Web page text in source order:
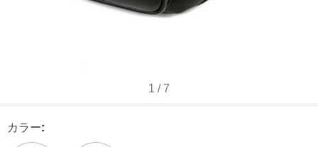
1 /7
カラー: